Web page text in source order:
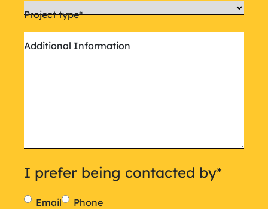
Project type*
Additional Information
I prefer being contacted by*
Email Phone